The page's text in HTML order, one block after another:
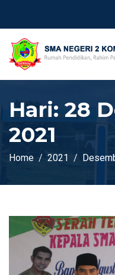
Hari: 28
2021
Home 2021